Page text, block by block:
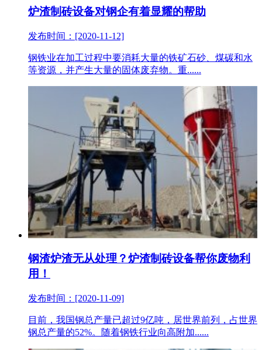
炉渣制砖设备对钢企有着显耀的帮助
发布时间：[2020-11-12]
钢铁业在加工过程中要消耗大量的铁矿石砂、煤碳和水
等资源，并产生大量的固体废弃物。重......
钢渣炉渣无从处理？炉渣制砖设备帮你废物利
用！
发布时间：[2020-11-09]
目前，我国钢总产量已超过9亿吨，居世界前列，占世界
钢总产量的52%。随着钢铁行业向高附加......